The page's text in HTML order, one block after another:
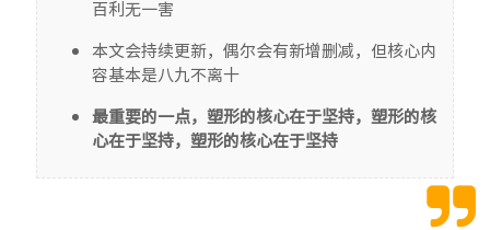
百利无一害
本文会持续更新，偶尔会有新增删减，但核心内
容基本是八九不离十
最重要的一点，塑形的核心在于坚持，塑形的核
心在于坚持，塑形的核心在于坚持
相册
Music
Apple Music
LOFI
留言板